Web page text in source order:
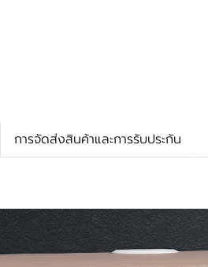
การจัดส่งสินค้าและการรับประกัน